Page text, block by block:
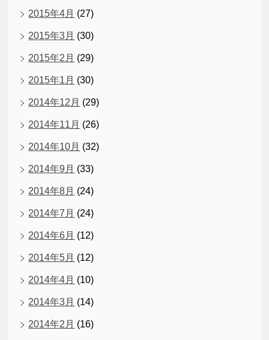
2015年4月 (27)
2015年3月 (30)
2015年2月 (29)
2015年1月 (30)
2014年12月 (29)
2014年11月 (26)
2014年10月 (32)
2014年9月 (33)
2014年8月 (24)
2014年7月 (24)
2014年6月 (12)
2014年5月 (12)
2014年4月 (10)
2014年3月 (14)
2014年2月 (16)